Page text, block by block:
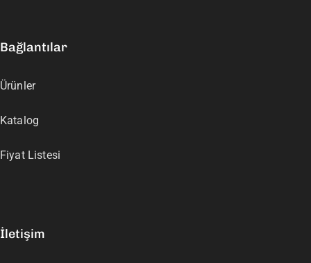
Bağlantılar
Ürünler
Katalog
Fiyat Listesi
İletişim